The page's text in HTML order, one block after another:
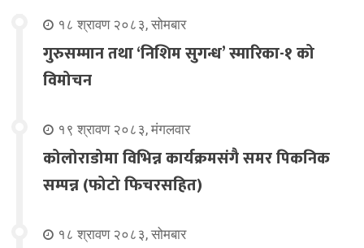
१८ श्रावण २०८३, सोमबार
गुरुसम्मान तथा ‘निशिम सुगन्ध’ स्मारिका-१ को
विमोचन
१९ श्रावण २०८३, मंगलवार
कोलोराडोमा विभिन्न कार्यक्रमसंगै समर पिकनिक
सम्पन्न (फोटो फिचरसहित)
१८ श्रावण २०८३, सोमबार